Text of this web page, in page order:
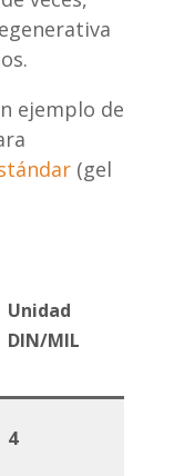
ejemplo de
(gel
Unidad
DIN/MIL
4